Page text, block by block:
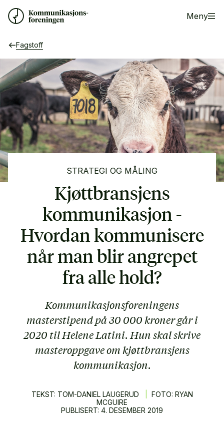
Meny
Fagstoff
STRATEGI OG MÅLING
Kjøttbransjens
kommunikasjon -
Hvordan kommunisere
når man blir angrepet
fra alle hold?
Kommunikasjonsforeningens
masterstipend på 30 000 kroner går i
2020 til Helene Latini. Hun skal skrive
masteroppgave om kjøttbransjens
kommunikasjon.
TEKST: TOM-DANIEL LAUGERUD
FOTO: RYAN
MCGUIRE
PUBLISERT: 4. DESEMBER 2019